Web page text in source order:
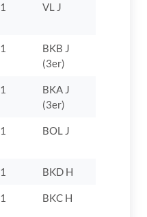
1 VL J
1
BKB J
(3er)
1
BKA J
(3er)
1 BOL J
1 BKD H
1 BKC H